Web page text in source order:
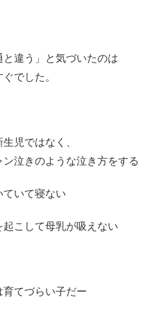
と違う」と気づいたのは
でした。
児ではなく、
泣きのような泣き方をする
いて寝ない
起こして母乳が吸えない
育てづらい子だー